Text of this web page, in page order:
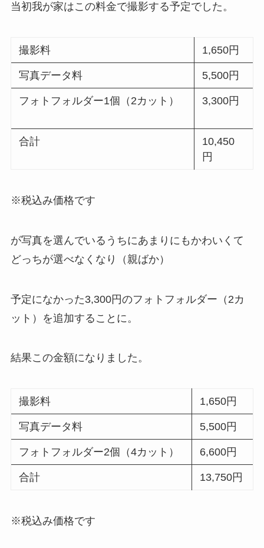
当初我が家はこの料金で撮影する予定でした。
撮影料 1,650円
写真データ料 5,500円
フォトフォルダー1個（2カット） 3,300円
合計
10,450
円
※税込み価格です
が写真を選んでいるうちにあまりにもかわいくて
どっちが選べなくなり（親ばか）
予定になかった3,300円のフォトフォルダー（2カ
ット）を追加することに。
結果この金額になりました。
撮影料 1,650円
写真データ料 5,500円
フォトフォルダー2個（4カット） 6,600円
合計 13,750円
※税込み価格です